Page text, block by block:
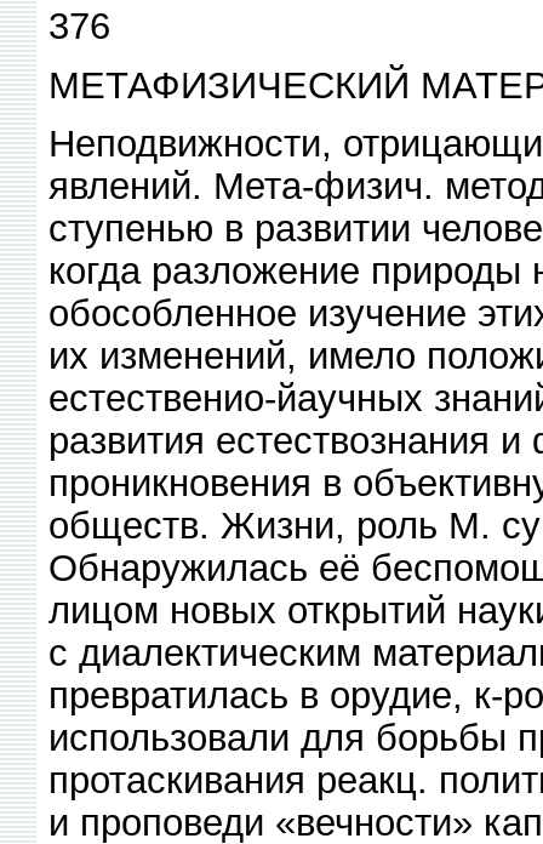
376
МЕТАФИЗИЧЕСКИЙ
Неподвижности,
явлений. Мета-физич.
ступенью в развитии
когда разложение природы
обособленное изучение
их изменений, имело
естественио-йаучных
развития естествознания
проникновения в
обществ. Жизни, роль М.
Обнаружилась её
лицом новых открытий
с диалектическим
превратилась в орудие, к-
использовали для борьбы
протаскивания реакц.
и проповеди «вечности»